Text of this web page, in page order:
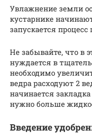
Увлажнение земли
кустарнике
запускается процесс
Не забывайте, что в
нуждается в
необходимо
ведра расходуют 2
начинается
нужно больше
Введение